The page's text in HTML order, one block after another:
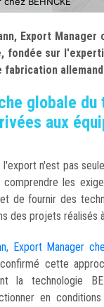
Export Manager
fondée sur
fabrication
globale
aux
l'export n'est pas
comprendre les
de fournir des
des projets réalisés
Export Manager
cette
la technologie
en